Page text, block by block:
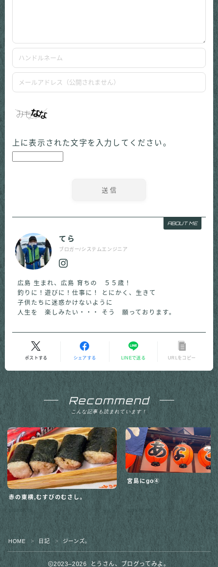
Follow Me
上に表示された文字を入力してください。
ABOUT ME
てら
ブロガー/システムエンジニア
広島 生まれ、広島 育ちの ５５歳！
釣りに！遊びに！仕事に！ とにかく、生きて
子供たちに迷惑かけないように
人生を 楽しみたい・・・ そう 願っております。
ポストする シェアする LINEで送る URLをコピー
Recommend
こんな記事も読まれています！
赤の東横,むすびのむさし。
宮島にgo④
2025.07.05
HOME ＞ 日記 ＞ ジーンズ。
2023–2026 とうさん、ブログってみよ。